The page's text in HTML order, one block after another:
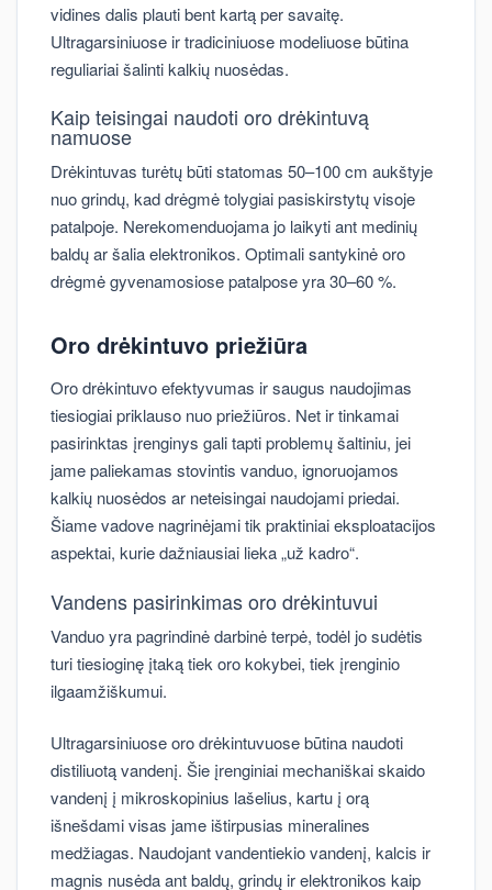
vidines dalis plauti bent kartą per savaitę.
Ultragarsiniuose ir tradiciniuose modeliuose būtina
reguliariai šalinti kalkių nuosėdas.
Kaip teisingai naudoti oro drėkintuvą
namuose
Drėkintuvas turėtų būti statomas 50–100 cm aukštyje
nuo grindų, kad drėgmė tolygiai pasiskirstytų visoje
patalpoje. Nerekomenduojama jo laikyti ant medinių
baldų ar šalia elektronikos. Optimali santykinė oro
drėgmė gyvenamosiose patalpose yra 30–60 %.
Oro drėkintuvo priežiūra
Oro drėkintuvo efektyvumas ir saugus naudojimas
tiesiogiai priklauso nuo priežiūros. Net ir tinkamai
pasirinktas įrenginys gali tapti problemų šaltiniu, jei
jame paliekamas stovintis vanduo, ignoruojamos
kalkių nuosėdos ar neteisingai naudojami priedai.
Šiame vadove nagrinėjami tik praktiniai eksploatacijos
aspektai, kurie dažniausiai lieka „už kadro“.
Vandens pasirinkimas oro drėkintuvui
Vanduo yra pagrindinė darbinė terpė, todėl jo sudėtis
turi tiesioginę įtaką tiek oro kokybei, tiek įrenginio
ilgaamžiškumui.
Ultragarsiniuose oro drėkintuvuose būtina naudoti
distiliuotą vandenį. Šie įrenginiai mechaniškai skaido
vandenį į mikroskopinius lašelius, kartu į orą
išnešdami visas jame ištirpusias mineralines
medžiagas. Naudojant vandentiekio vandenį, kalcis ir
magnis nusėda ant baldų, grindų ir elektronikos kaip